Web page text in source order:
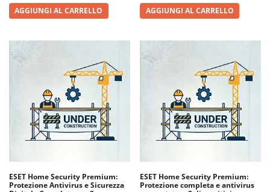
AGGIUNGI AL CARRELLO AGGIUNGI AL CARRELLO
ESET Home Security Premium:
Protezione Antivirus e Sicurezza
ESET Home Security Premium:
Protezione completa e antivirus